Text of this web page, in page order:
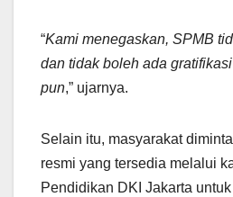
“Kami menegaskan, SPMB
dan tidak boleh ada
pun,” ujarnya.
Selain itu, masyarakat
resmi yang tersedia melalui
Pendidikan DKI Jakarta